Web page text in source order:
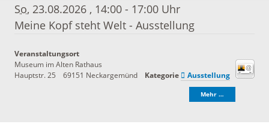
So, 23.08.2026 , 14:00 - 17:00 Uhr
Meine Kopf steht Welt - Ausstellung
Veranstaltungsort
Museum im Alten Rathaus
Hauptstr. 25
69151 Neckargemünd Kategorie Ausstellung
Mehr …